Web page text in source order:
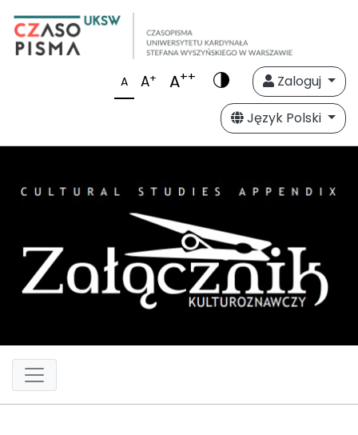
A A+ A++
Zaloguj
Język Polski